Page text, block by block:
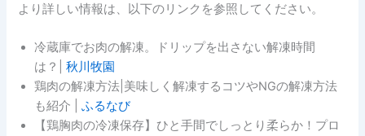
より詳しい情報は、以下のリンクを参照してください。
冷蔵庫でお肉の解凍。ドリップを出さない解凍時間
は？|秋川牧園
鶏肉の解凍方法|美味しく解凍するコツやNGの解凍方法
も紹介 |ふるなび
【鶏胸肉の冷凍保存】ひと手間でしっとり柔らか！プロ